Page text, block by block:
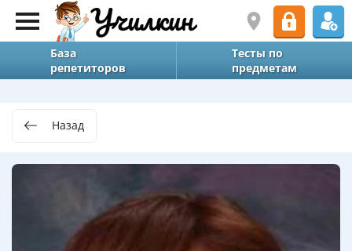
База
репетиторов
Тесты по
предметам
Назад